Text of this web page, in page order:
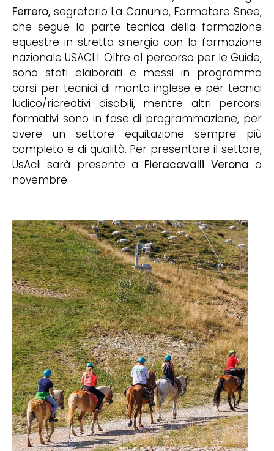
Ferrero, segretario La Canunia, Formatore Snee,
che segue la parte tecnica della formazione
equestre in stretta sinergia con la formazione
nazionale USACLI. Oltre al percorso per le Guide,
sono stati elaborati e messi in programma
corsi per tecnici di monta inglese e per tecnici
ludico/ricreativi disabili, mentre altri percorsi
formativi sono in fase di programmazione, per
avere un settore equitazione sempre più
completo e di qualità. Per presentare il settore,
UsAcli sarà presente a Fieracavalli Verona a
novembre.